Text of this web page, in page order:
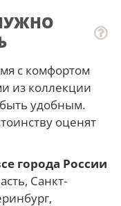
с комфортом
из коллекции
удобным.
оценят
города России
Санкт-